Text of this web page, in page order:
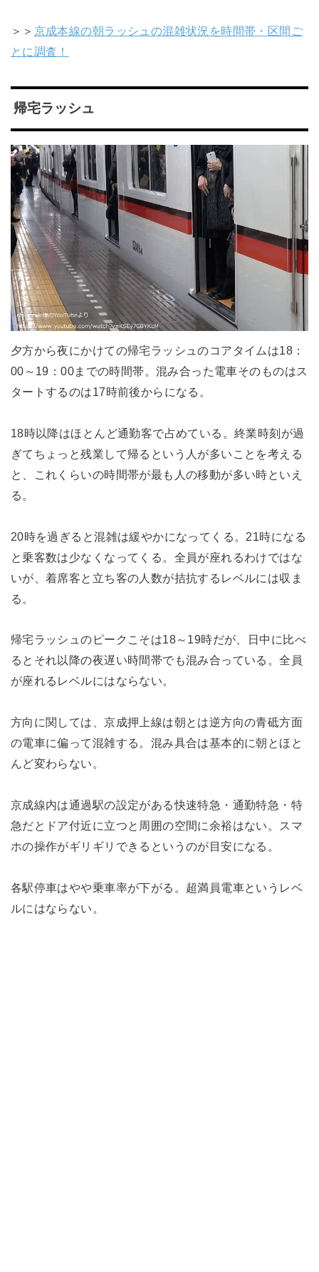
＞＞ 京成本線の朝ラッシュの混雑状況を時間帯・区間ご
とに調査！
帰宅ラッシュ
夕方から夜にかけての帰宅ラッシュのコアタイムは18：
00～19：00までの時間帯。混み合った電車そのものはス
タートするのは17時前後からになる。
18時以降はほとんど通勤客で占めている。終業時刻が過
ぎてちょっと残業して帰るという人が多いことを考える
と、これくらいの時間帯が最も人の移動が多い時といえ
る。
20時を過ぎると混雑は緩やかになってくる。21時になる
と乗客数は少なくなってくる。全員が座れるわけではな
いが、着席客と立ち客の人数が拮抗するレベルには収ま
る。
帰宅ラッシュのピークこそは18～19時だが、日中に比べ
るとそれ以降の夜遅い時間帯でも混み合っている。全員
が座れるレベルにはならない。
方向に関しては、京成押上線は朝とは逆方向の青砥方面
の電車に偏って混雑する。混み具合は基本的に朝とほと
んど変わらない。
京成線内は通過駅の設定がある快速特急・通勤特急・特
急だとドア付近に立つと周囲の空間に余裕はない。スマ
ホの操作がギリギリできるというのが目安になる。
各駅停車はやや乗車率が下がる。超満員電車というレベ
ルにはならない。